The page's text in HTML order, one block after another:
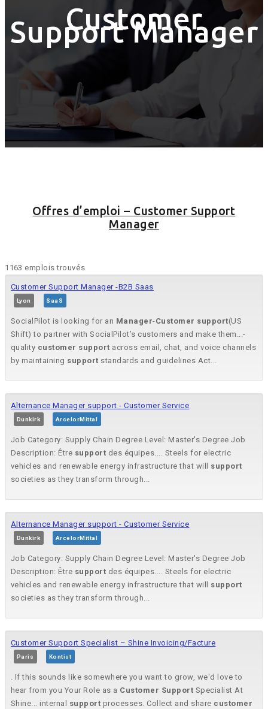
Customer
Support Manager
Offres d’emploi – Customer Support
Manager
1163 emplois trouvés
Customer Support Manager -B2B Saas
Lyon SaaS
SocialPilot is looking for an Manager-Customer support(US
Shift) to partner with SocialPilot’s customers and make them...-
quality customer support across email, chat, and voice channels
by maintaining support standards and guidelines Act...
Alternance Manager support - Customer Service
Dunkirk ArcelorMittal
Job Category: Supply Chain Degree Level: Master's Degree Job
Description: Être support des équipes.... Steels for electric
vehicles and renewable energy infrastructure that will support
societies as they transform through...
Alternance Manager support - Customer Service
Dunkirk ArcelorMittal
Job Category: Supply Chain Degree Level: Master's Degree Job
Description: Être support des équipes.... Steels for electric
vehicles and renewable energy infrastructure that will support
societies as they transform through...
Customer Support Specialist – Shine Invoicing/Facture
Paris Kontist
. If this sounds like somewhere you want to grow, we'd love to
hear from you Your Role as a Customer Support Specialist At
Shine... internal support processes. Collect and share customer